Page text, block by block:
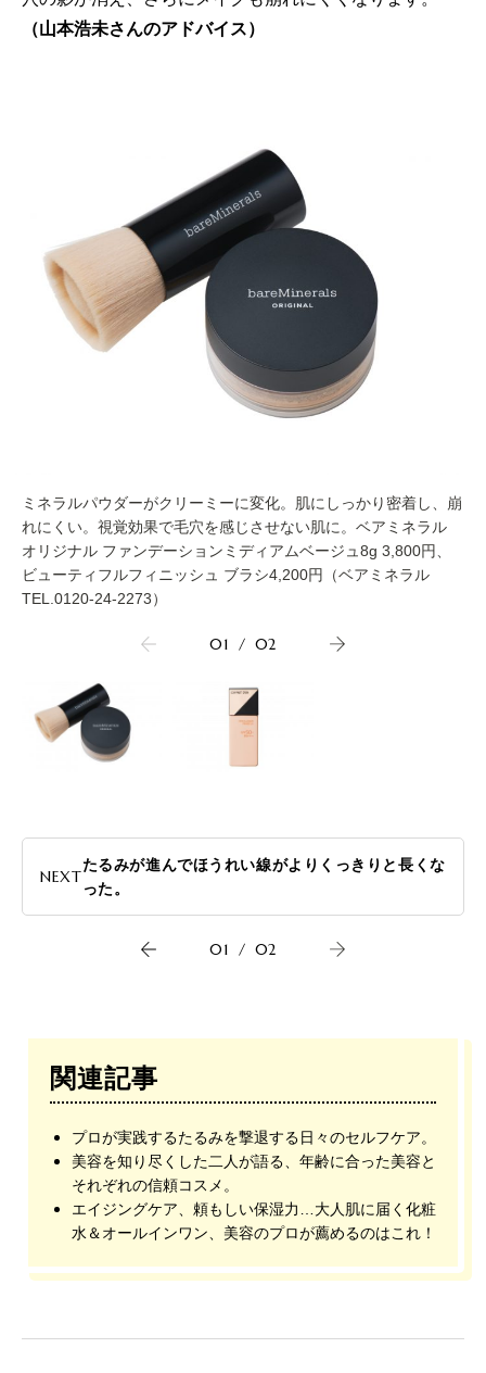
（山本浩未さんのアドバイス）
ミネラルパウダーがクリーミーに変化。肌にしっかり密着し、崩
れにくい。視覚効果で毛穴を感じさせない肌に。ベアミネラル
オリジナル ファンデーションミディアムベージュ8g 3,800円、
ビューティフルフィニッシュ ブラシ4,200円（ベアミネラル
TEL.0120-24-2273）
01 / 02
NEXT
たるみが進んでほうれい線がよりくっきりと長くな
った。
01 / 02
関連記事
プロが実践するたるみを撃退する日々のセルフケア。
美容を知り尽くした二人が語る、年齢に合った美容と
それぞれの信頼コスメ。
エイジングケア、頼もしい保湿力…大人肌に届く化粧
水＆オールインワン、美容のプロが薦めるのはこれ！